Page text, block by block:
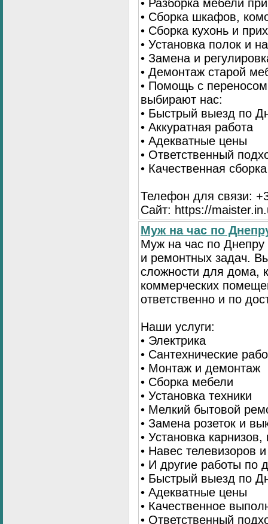
• Разборка мебели
• Сборка шкафов,
• Сборка кухонь и
• Установка полок и
• Замена и
• Демонтаж старой
• Помощь с
выбирают нас:
• Быстрый выезд по
• Аккуратная работа
• Адекватные цены
• Ответственный
• Качественная
Телефон для связи:
Сайт: https://
Муж на час по
Муж на час по
и ремонтных задач.
сложности для дома,
коммерческих
ответственно и по
Наши услуги:
• Электрика
• Сантехнические
• Монтаж и демонтаж
• Сборка мебели
• Установка техники
• Мелкий бытовой
• Замена розеток и
• Установка
• Навес телевизоров
• И другие работы по
• Быстрый выезд по
• Адекватные цены
• Качественное
• Ответственный